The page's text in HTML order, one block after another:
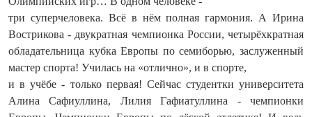
три суперчеловека. Всё в нём полная гармония. А Ирина
Вострикова - двукратная чемпионка России, четырёхкратная
обладательница кубка Европы по семиборью, заслуженный
мастер спорта! Училась на «отлично», и в спорте,
и в учёбе - только первая! Сейчас студентки университета
Алина Сафиуллина, Лилия Гафиатуллина - чемпионки